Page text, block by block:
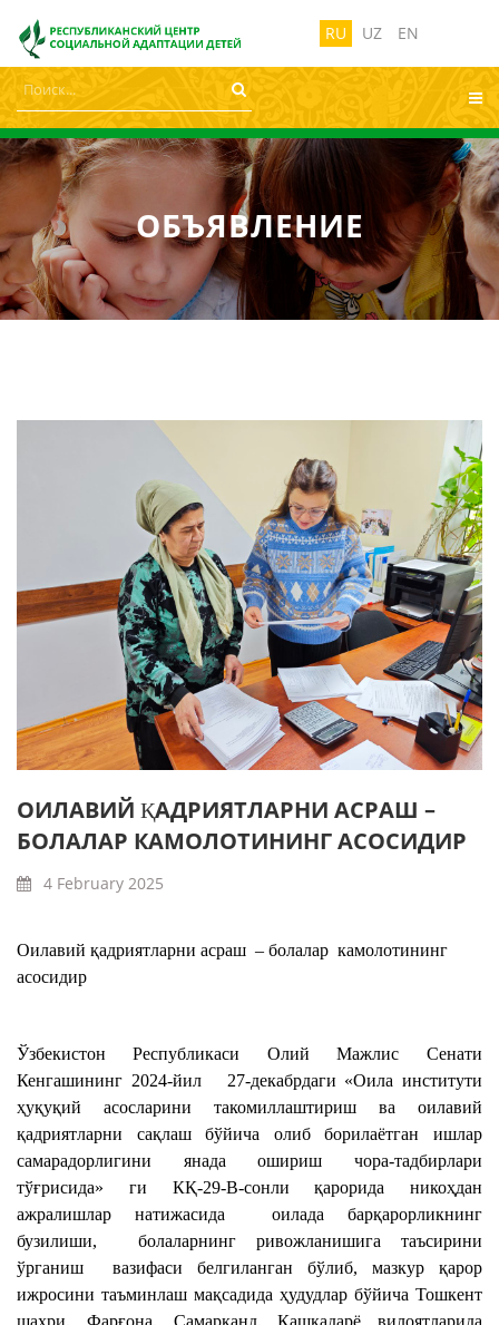
Вкл Изображения:Выкл
RU UZ EN
ОБЪЯВЛЕНИЕ
ОИЛАВИЙ ҚАДРИЯТЛАРНИ АСРАШ –
БОЛАЛАР КАМОЛОТИНИНГ АСОСИДИР
4 February 2025
Оилавий қадриятларни асраш – болалар камолотининг
асосидир
Ўзбекистон Республикаси Олий Мажлис Сенати
Кенгашининг 2024-йил 27-декабрдаги «Оила институти
ҳуқуқий асосларини такомиллаштириш ва оилавий
қадриятларни сақлаш бўйича олиб борилаётган ишлар
самарадорлигини янада ошириш чора-тадбирлари
тўғрисида» ги КҚ-29-В-сонли қарорида никоҳдан
ажралишлар натижасида оилада барқарорликнинг
бузилиши, болаларнинг ривожланишига таъсирини
ўрганиш вазифаси белгиланган бўлиб, мазкур қарор
ижросини таъминлаш мақсадида ҳудудлар бўйича Тошкент
шаҳри, Фарғона, Самарқанд, Қашқадарё вилоятларида